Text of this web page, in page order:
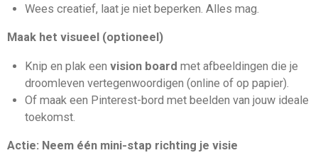
Wees creatief, laat je niet beperken. Alles mag.
Maak het visueel (optioneel)
Knip en plak een vision board met afbeeldingen die je
droomleven vertegenwoordigen (online of op papier).
Of maak een Pinterest-bord met beelden van jouw ideale
toekomst.
Actie: Neem één mini-stap richting je visie